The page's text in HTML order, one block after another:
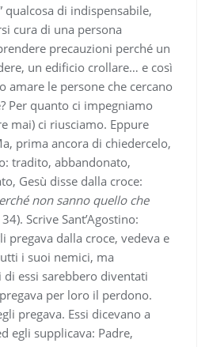
qualcosa di indispensabile,
cura di una persona
precauzioni perché un
un edificio crollare… e così
amare le persone che cercano
Per quanto ci impegniamo
mai) ci riusciamo. Eppure
prima ancora di chiedercelo,
tradito, abbandonato,
Gesù disse dalla croce:
non sanno quello che
Scrive Sant’Agostino:
pregava dalla croce, vedeva e
i suoi nemici, ma
essi sarebbero diventati
per loro il perdono.
pregava. Essi dicevano a
egli supplicava: Padre,